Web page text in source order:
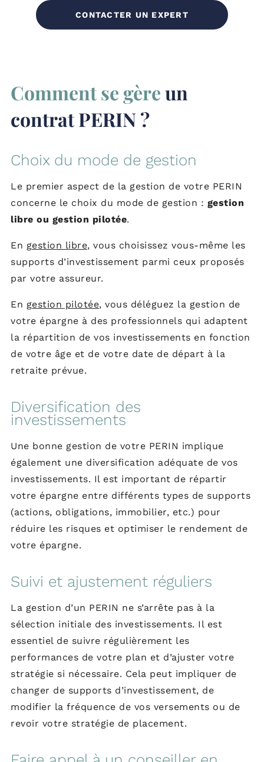
CONTACTER UN EXPERT
Comment se gèreun
contrat PERIN ?
Choix du mode de gestion
Le premier aspect de la gestion de votre PERIN
concerne le choix du mode de gestion : gestion
libre ou gestion pilotée.
En gestion libre, vous choisissez vous-même les
supports d’investissement parmi ceux proposés
par votre assureur.
En gestion pilotée, vous déléguez la gestion de
votre épargne à des professionnels qui adaptent
la répartition de vos investissements en fonction
de votre âge et de votre date de départ à la
retraite prévue.
Diversification des
investissements
Une bonne gestion de votre PERIN implique
également une diversification adéquate de vos
investissements. Il est important de répartir
votre épargne entre différents types de supports
(actions, obligations, immobilier, etc.) pour
réduire les risques et optimiser le rendement de
votre épargne.
Suivi et ajustement réguliers
La gestion d’un PERIN ne s’arrête pas à la
sélection initiale des investissements. Il est
essentiel de suivre régulièrement les
performances de votre plan et d’ajuster votre
stratégie si nécessaire. Cela peut impliquer de
changer de supports d’investissement, de
modifier la fréquence de vos versements ou de
revoir votre stratégie de placement.